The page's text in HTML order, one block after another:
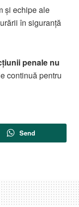
și echipe ale
în siguranță
penale nu
continuă pentru
Send